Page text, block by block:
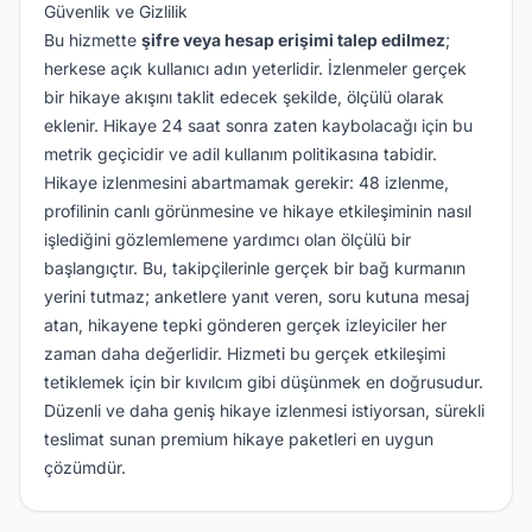
Güvenlik ve Gizlilik
Bu hizmette şifre veya hesap erişimi talep edilmez;
herkese açık kullanıcı adın yeterlidir. İzlenmeler gerçek
bir hikaye akışını taklit edecek şekilde, ölçülü olarak
eklenir. Hikaye 24 saat sonra zaten kaybolacağı için bu
metrik geçicidir ve adil kullanım politikasına tabidir.
Hikaye izlenmesini abartmamak gerekir: 48 izlenme,
profilinin canlı görünmesine ve hikaye etkileşiminin nasıl
işlediğini gözlemlemene yardımcı olan ölçülü bir
başlangıçtır. Bu, takipçilerinle gerçek bir bağ kurmanın
yerini tutmaz; anketlere yanıt veren, soru kutuna mesaj
atan, hikayene tepki gönderen gerçek izleyiciler her
zaman daha değerlidir. Hizmeti bu gerçek etkileşimi
tetiklemek için bir kıvılcım gibi düşünmek en doğrusudur.
Düzenli ve daha geniş hikaye izlenmesi istiyorsan, sürekli
teslimat sunan premium hikaye paketleri en uygun
çözümdür.